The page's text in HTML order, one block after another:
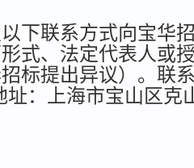
下联系方式向宝华
式、法定代表人或
标提出异议）。联
址：上海市宝山区克